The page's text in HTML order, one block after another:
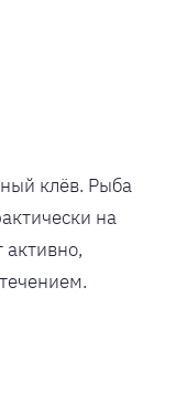
клёв. Рыба
на